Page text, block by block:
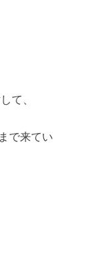
て、
で来てい